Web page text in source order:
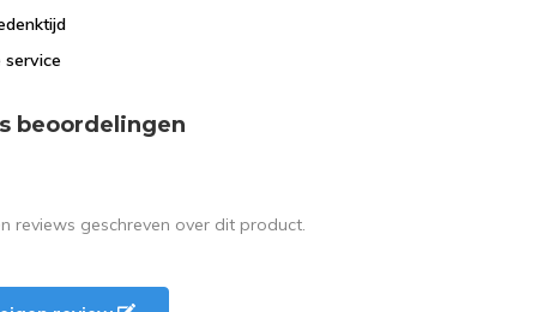
service
beoordelingen
reviews geschreven over dit product.